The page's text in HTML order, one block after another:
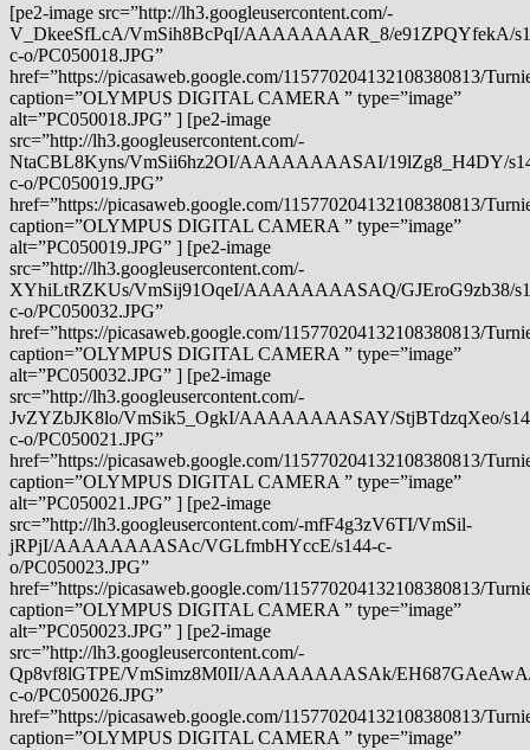
[pe2-image src=”http://lh3.googleusercontent.com/-
V_DkeeSfLcA/VmSih8BcPqI/AAAAAAAAR_8/e91ZPQYfekA/
c-o/PC050018.JPG”
href=”https://picasaweb.google.com/115770204132108380813/
caption=”OLYMPUS DIGITAL CAMERA ” type=”image”
alt=”PC050018.JPG” ] [pe2-image
src=”http://lh3.googleusercontent.com/-
NtaCBL8Kyns/VmSii6hz2OI/AAAAAAAASAI/19lZg8_H4DY/
c-o/PC050019.JPG”
href=”https://picasaweb.google.com/115770204132108380813/
caption=”OLYMPUS DIGITAL CAMERA ” type=”image”
alt=”PC050019.JPG” ] [pe2-image
src=”http://lh3.googleusercontent.com/-
XYhiLtRZKUs/VmSij91OqeI/AAAAAAAASAQ/GJEroG9zb38/
c-o/PC050032.JPG”
href=”https://picasaweb.google.com/115770204132108380813/
caption=”OLYMPUS DIGITAL CAMERA ” type=”image”
alt=”PC050032.JPG” ] [pe2-image
src=”http://lh3.googleusercontent.com/-
JvZYZbJK8lo/VmSik5_OgkI/AAAAAAAASAY/StjBTdzqXeo/
c-o/PC050021.JPG”
href=”https://picasaweb.google.com/115770204132108380813/
caption=”OLYMPUS DIGITAL CAMERA ” type=”image”
alt=”PC050021.JPG” ] [pe2-image
src=”http://lh3.googleusercontent.com/-mfF4g3zV6TI/VmSil-
jRPjI/AAAAAAAASAc/VGLfmbHYccE/s144-c-
o/PC050023.JPG”
href=”https://picasaweb.google.com/115770204132108380813/
caption=”OLYMPUS DIGITAL CAMERA ” type=”image”
alt=”PC050023.JPG” ] [pe2-image
src=”http://lh3.googleusercontent.com/-
Qp8vf8lGTPE/VmSimz8M0II/AAAAAAAASAk/
c-o/PC050026.JPG”
href=”https://picasaweb.google.com/115770204132108380813/
caption=”OLYMPUS DIGITAL CAMERA ” type=”image”